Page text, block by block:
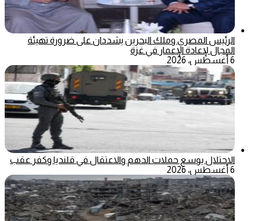
الرئيس المصري وملك البحرين يشددان على ضرورة تهيئة
المجال لإعادة الإعمار في غزة
6 أغسطس، 2026
الاحتلال يوسع حملات الدهم والاعتقال في قلنديا وكفر عقب
6 أغسطس، 2026